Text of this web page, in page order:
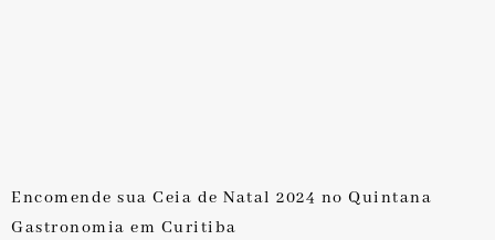
Encomende sua Ceia de Natal 2024 no Quintana
Gastronomia em Curitiba